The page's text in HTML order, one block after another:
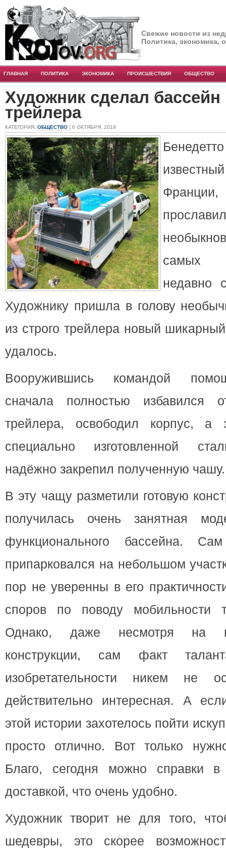
Свежие новости из
Политика, экономика,
ГЛАВНАЯ ПОЛИТИКА ЭКОНОМИКА ПРОИСШЕСТВИЯ ОБЩЕСТВО
Художник сделал бассейн
трейлера
КАТЕГОРИЯ: ОБЩЕСТВО | 6 ОКТЯБРЯ, 2018
самых
недавно
Художнику пришла в голову
из строго трейлера новый
удалось.
Вооружившись командой
сначала полностью избавился
трейлера, освободил корпус,
специально изготовленной
надёжно закрепил полученную чашу.
В эту чащу разметили готовую
получилась очень занятная
функционального бассейна.
припарковался на небольшом
пор не уверенны в его
споров по поводу мобильности
Однако, даже несмотря на
конструкции, сам факт
изобретательности никем не
действительно интересная. А
этой истории захотелось пойти
просто отлично. Вот только
Благо, сегодня можно справки
доставкой, что очень удобно.
Художник творит не для того,
шедевры, это скорее